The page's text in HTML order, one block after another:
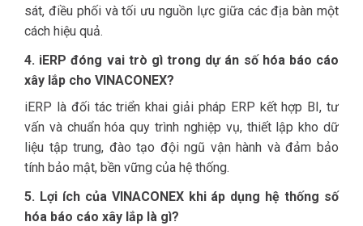
sát, điều phối và tối ưu nguồn lực giữa các địa bàn một
cách hiệu quả.
4. iERP đóng vai trò gì trong dự án số hóa báo cáo
xây lắp cho VINACONEX?
iERP là đối tác triển khai giải pháp ERP kết hợp BI, tư
vấn và chuẩn hóa quy trình nghiệp vụ, thiết lập kho dữ
liệu tập trung, đào tạo đội ngũ vận hành và đảm bảo
tính bảo mật, bền vững của hệ thống.
5. Lợi ích của VINACONEX khi áp dụng hệ thống số
hóa báo cáo xây lắp là gì?